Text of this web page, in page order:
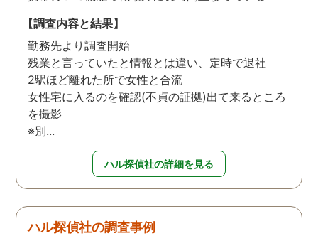
【調査内容と結果】
勤務先より調査開始
残業と言っていたと情報とは違い、定時で退社
2駅ほど離れた所で女性と合流
女性宅に入るのを確認(不貞の証拠)出て来るところ
を撮影
※別...
ハル探偵社の詳細を見る
ハル探偵社の調査事例